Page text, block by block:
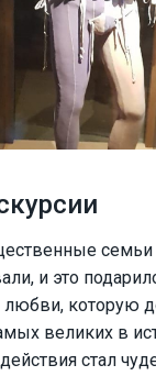
и это
которую
великих в
стал